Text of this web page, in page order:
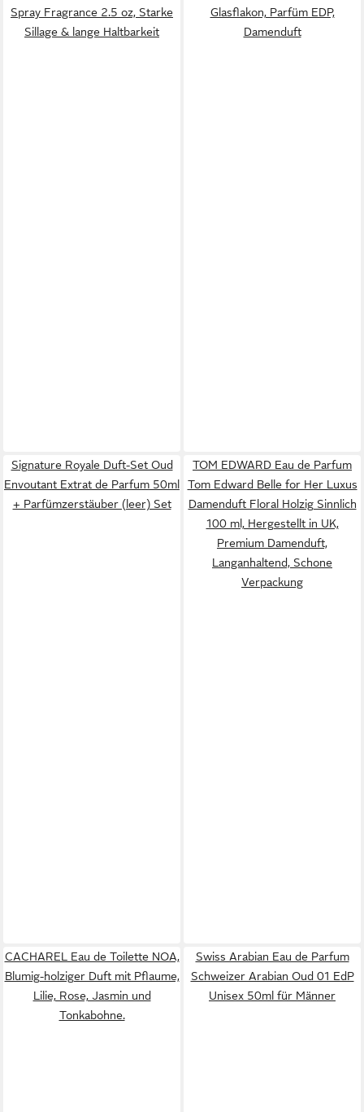
Spray Fragrance 2.5 oz, Starke
Sillage & lange Haltbarkeit
Glasflakon, Parfüm EDP,
Damenduft
Signature Royale Duft-Set Oud
Envoutant Extrat de Parfum 50ml
+ Parfümzerstäuber (leer) Set
TOM EDWARD Eau de Parfum
Tom Edward Belle for Her Luxus
Damenduft Floral Holzig Sinnlich
100 ml, Hergestellt in UK,
Premium Damenduft,
Langanhaltend, Schone
Verpackung
CACHAREL Eau de Toilette NOA,
Blumig-holziger Duft mit Pflaume,
Lilie, Rose, Jasmin und
Tonkabohne.
Swiss Arabian Eau de Parfum
Schweizer Arabian Oud 01 EdP
Unisex 50ml für Männer